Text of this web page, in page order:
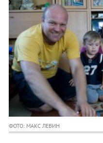
ФОТО: МАКС ЛЕВИН